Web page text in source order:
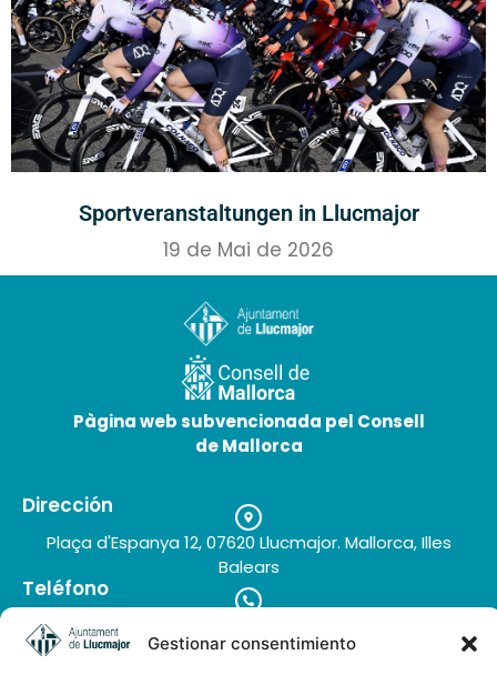
Gestionar consentimiento
Sportveranstaltungen in Llucmajor
19 de Mai de 2026
Pàgina web subvencionada pel Consell
de Mallorca
Dirección
Plaça d'Espanya 12, 07620 Llucmajor. Mallorca, Illes
Balears
Teléfono
Correo electrónico